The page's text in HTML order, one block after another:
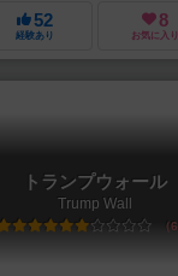
52
経験あり
8
お気に入り
トランプウォール
Trump Wall